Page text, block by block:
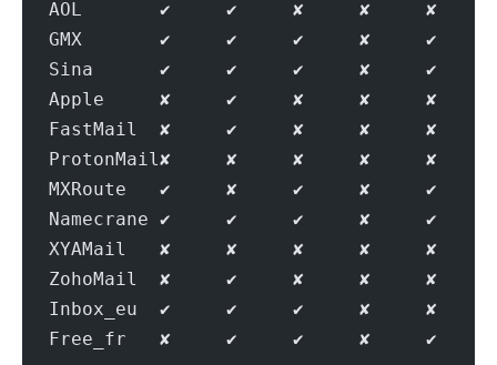
AOL       ✔     ✔     ✘     ✘     ✘
GMX       ✔     ✔     ✔     ✘     ✔
Sina      ✔     ✔     ✔     ✘     ✔
Apple     ✘     ✔     ✘     ✘     ✘
FastMail  ✘     ✔     ✘     ✘     ✘
ProtonMail✘     ✘     ✘     ✘     ✘
MXRoute   ✔     ✘     ✔     ✘     ✔
Namecrane ✔     ✔     ✔     ✘     ✔
XYAMail   ✘     ✘     ✘     ✘     ✘
ZohoMail  ✘     ✔     ✘     ✘     ✘
Inbox_eu  ✔     ✔     ✔     ✘     ✘
Free_fr   ✘     ✔     ✔     ✘     ✔